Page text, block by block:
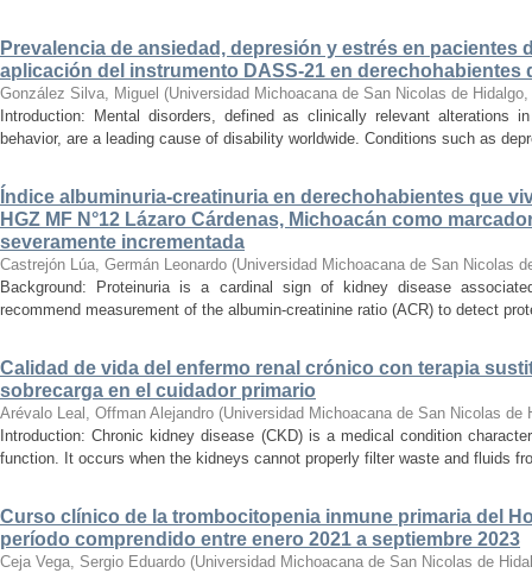
Prevalencia de ansiedad, depresión y estrés en pacientes
aplicación del instrumento DASS-21 en derechohabientes
González Silva, Miguel (Universidad Michoacana de San Nicolas de Hidalgo,
Introduction: Mental disorders, defined as clinically relevant alterations
behavior, are a leading cause of disability worldwide. Conditions such as
Índice albuminuria-creatinuria en derechohabientes que
HGZ MF N°12 Lázaro Cárdenas, Michoacán como
severamente incrementada
Castrejón Lúa, Germán Leonardo (Universidad Michoacana de San Nicolas
Background: Proteinuria is a cardinal sign of kidney disease
recommend measurement of the albumin-creatinine ratio (ACR) to detect
Calidad de vida del enfermo renal crónico con terapia
sobrecarga en el cuidador primario
Arévalo Leal, Offman Alejandro (Universidad Michoacana de San Nicolas de
Introduction: Chronic kidney disease (CKD) is a medical condition
function. It occurs when the kidneys cannot properly filter waste and fluids
Curso clínico de la trombocitopenia inmune primaria del
período comprendido entre enero 2021 a septiembre 2023
Ceja Vega, Sergio Eduardo (Universidad Michoacana de San Nicolas de